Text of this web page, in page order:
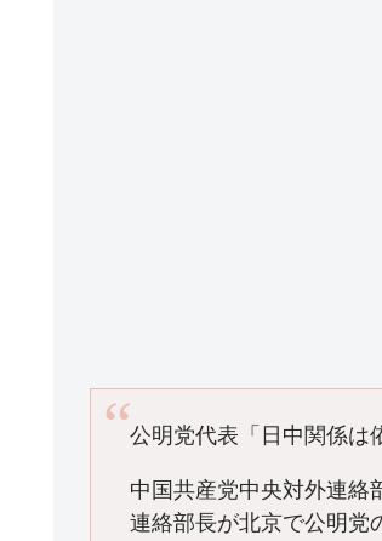
公明党代表「日中関係は
中国共産党中央対外連絡
連絡部長が北京で公明党